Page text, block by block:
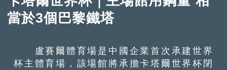
當於3個巴黎鐵塔
盧賽爾體育場是中國企業首次承建世界
杯主體育場，該場館將承擔卡塔爾世界杯閉